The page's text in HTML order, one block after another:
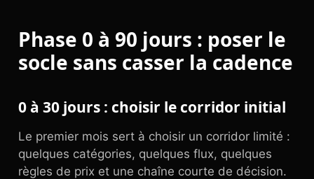
Phase 0 à 90 jours : poser le
socle sans casser la cadence
0 à 30 jours : choisir le corridor initial
Le premier mois sert à choisir un corridor limité :
quelques catégories, quelques flux, quelques
règles de prix et une chaîne courte de décision.